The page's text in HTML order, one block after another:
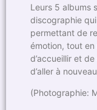
Leurs 5 albums
discographie
permettant de
émotion, tout
d’accueillir et
d’aller à
(Photographie: